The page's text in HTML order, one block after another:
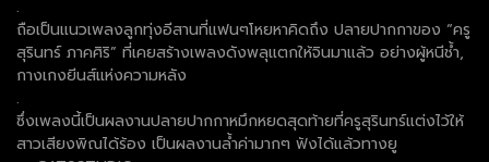
.
ถือเป็นแนวเพลงลูกทุ่งอีสานที่แฟนๆโหยหาคิดถึง ปลายปากกาของ “ครู
สุรินทร์ ภาคศิริ” ที่เคยสร้างเพลงดังพลุแตกให้จินมาแล้ว อย่างผู้หนีช้ำ,
กางเกงยีนส์แห่งความหลัง
.
ซึ่งเพลงนี้เป็นผลงานปลายปากกาหมึกหยดสุดท้ายที่ครูสุรินทร์แต่งไว้ให้
สาวเสียงพิณได้ร้อง เป็นผลงานล้ำค่ามากๆ ฟังได้แล้วทางยู